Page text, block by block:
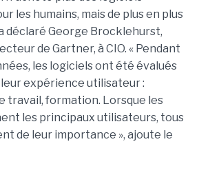
les humains, mais de plus en plus
déclaré George Brocklehurst,
de Gartner, à CIO. « Pendant
les logiciels ont été évalués
expérience utilisateur :
travail, formation. Lorsque les
les principaux utilisateurs, tous
de leur importance », ajoute le